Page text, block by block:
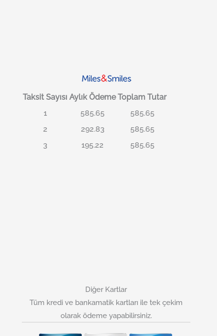
Taksit Sayısı Aylık Ödeme Toplam Tutar
1
585.65
585.65
2
292.83
585.65
3
195.22 585.65
Diğer Kartlar
Tüm kredi ve bankamatik kartları ile tek çekim
olarak ödeme yapabilirsiniz.